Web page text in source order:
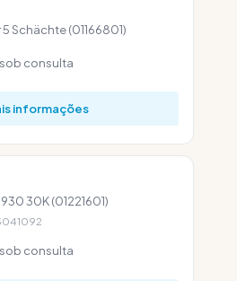
Schächte (01166801)
sob consulta
informações
30K (01221601)
sob consulta